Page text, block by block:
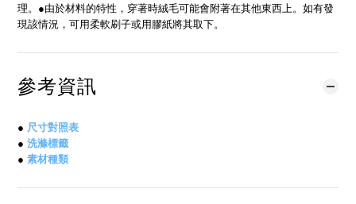
理。●由於材料的特性，穿著時絨毛可能會附著在其他東西上。如有發
現該情況，可用柔軟刷子或用膠紙將其取下。
參考資訊
● 尺寸對照表
● 洗滌標籤
● 素材種類